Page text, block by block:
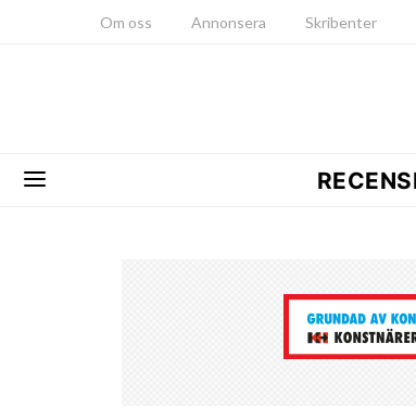
Om oss Annonsera Skribenter